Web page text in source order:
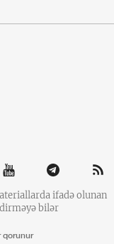
ifadə olunan
bilər
qorunur